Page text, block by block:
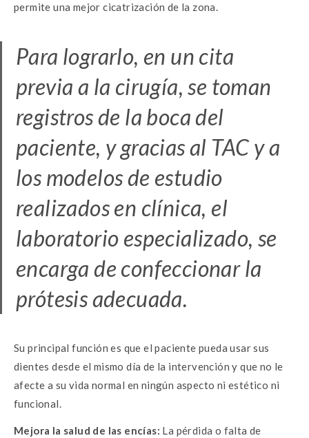
permite una mejor cicatrización de la zona.
Para lograrlo, en un cita
previa a la cirugía, se toman
registros de la boca del
paciente, y gracias al TAC y a
los modelos de estudio
realizados en clínica, el
laboratorio especializado, se
encarga de confeccionar la
prótesis adecuada.
Su principal función es que el paciente pueda usar sus
dientes desde el mismo día de la intervención y que no le
afecte a su vida normal en ningún aspecto ni estético ni
funcional.
Mejora la salud de las encías: La pérdida o falta de